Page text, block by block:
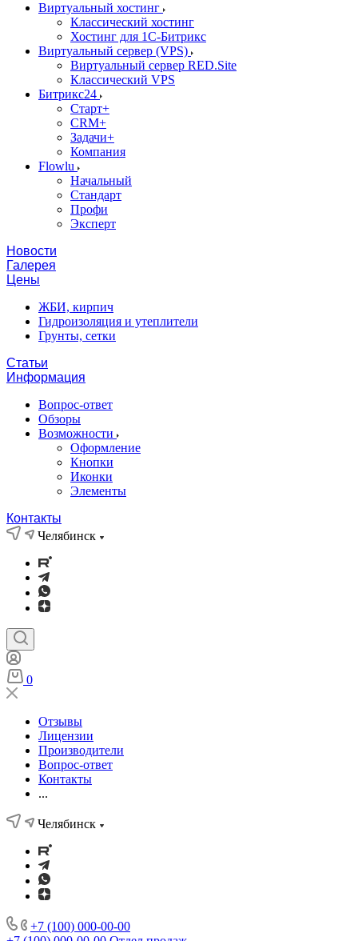
Виртуальный хостинг
Классический хостинг
Хостинг для 1С-Битрикс
Виртуальный сервер (VPS)
Виртуальный сервер RED.Site
Классический VPS
Битрикс24
Старт+
CRM+
Задачи+
Компания
Flowlu
Начальный
Стандарт
Профи
Эксперт
Новости
Галерея
Цены
ЖБИ, кирпич
Гидроизоляция и утеплители
Грунты, сетки
Статьи
Информация
Вопрос-ответ
Обзоры
Возможности
Оформление
Кнопки
Иконки
Элементы
Контакты
Челябинск
0
Отзывы
Лицензии
Производители
Вопрос-ответ
Контакты
...
Челябинск
+7 (100) 000-00-00